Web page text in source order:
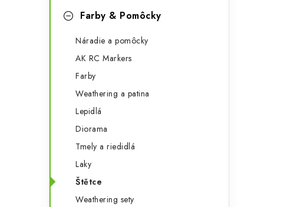
Farby & Pomôcky
Náradie a pomôcky
AK RC Markers
Farby
Weathering a patina
Lepidlá
Diorama
Tmely a riedidlá
Laky
Štětce
Weathering sety